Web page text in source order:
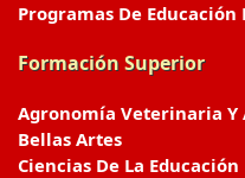
Programas De Educación
Formación Superior
Agronomía Veterinaria Y
Bellas Artes
Ciencias De La Educación